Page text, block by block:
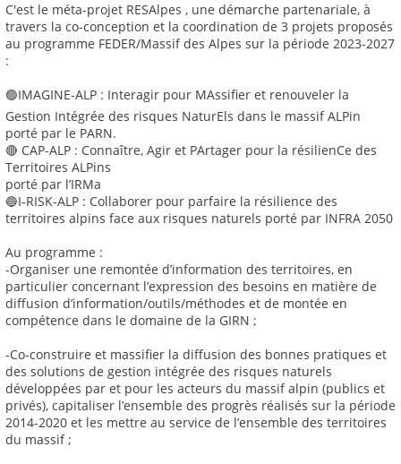
C'est le méta-projet RESAlpes , une démarche partenariale, à
travers la co-conception et la coordination de 3 projets proposés
au programme FEDER/Massif des Alpes sur la période 2023-2027
:
🟢IMAGINE-ALP : Interagir pour MAssifier et renouveler la
Gestion Intégrée des risques NaturEls dans le massif ALPin
porté par le PARN.
🔴 CAP-ALP : Connaître, Agir et PArtager pour la résilienCe des
Territoires ALPins
porté par l’IRMa
🔵I-RISK-ALP : Collaborer pour parfaire la résilience des
territoires alpins face aux risques naturels porté par INFRA 2050
Au programme :
-Organiser une remontée d’information des territoires, en
particulier concernant l’expression des besoins en matière de
diffusion d’information/outils/méthodes et de montée en
compétence dans le domaine de la GIRN ;
-Co-construire et massifier la diffusion des bonnes pratiques et
des solutions de gestion intégrée des risques naturels
développées par et pour les acteurs du massif alpin (publics et
privés), capitaliser l’ensemble des progrès réalisés sur la période
2014-2020 et les mettre au service de l’ensemble des territoires
du massif ;